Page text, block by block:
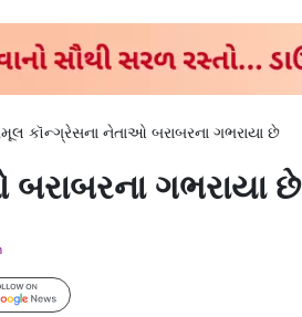
કૉન્ગ્રેસના નેતાઓ બરાબરના ગભરાયા છે
ગભરાયા છે
Us